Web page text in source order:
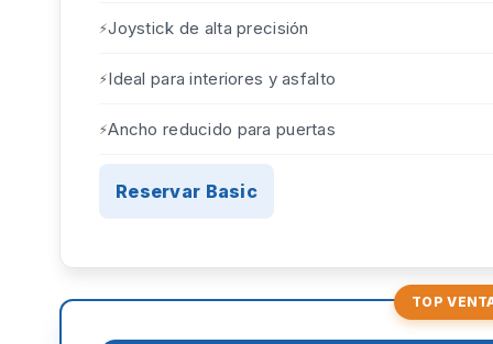
Joystick de alta precisión
Ideal para interiores y asfalto
Ancho reducido para puertas
Reservar Basic
TOP